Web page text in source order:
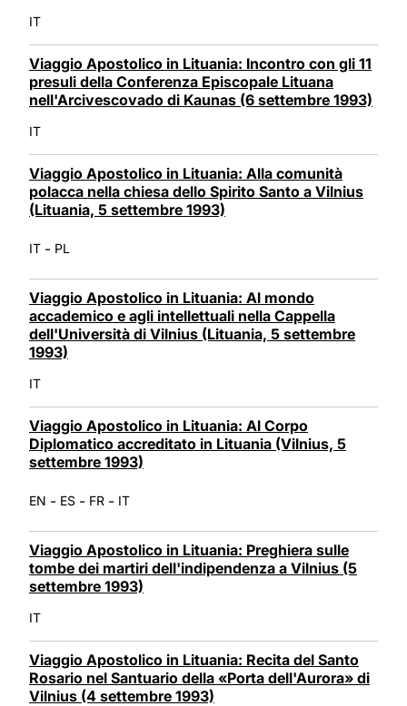
IT
Viaggio Apostolico in Lituania: Incontro con gli 11
presuli della Conferenza Episcopale Lituana
nell'Arcivescovado di Kaunas (6 settembre 1993)
IT
Viaggio Apostolico in Lituania: Alla comunità
polacca nella chiesa dello Spirito Santo a Vilnius
(Lituania, 5 settembre 1993)
IT - PL
Viaggio Apostolico in Lituania: Al mondo
accademico e agli intellettuali nella Cappella
dell'Università di Vilnius (Lituania, 5 settembre
1993)
IT
Viaggio Apostolico in Lituania: Al Corpo
Diplomatico accreditato in Lituania (Vilnius, 5
settembre 1993)
EN - ES - FR - IT
Viaggio Apostolico in Lituania: Preghiera sulle
tombe dei martiri dell'indipendenza a Vilnius (5
settembre 1993)
IT
Viaggio Apostolico in Lituania: Recita del Santo
Rosario nel Santuario della «Porta dell'Aurora» di
Vilnius (4 settembre 1993)